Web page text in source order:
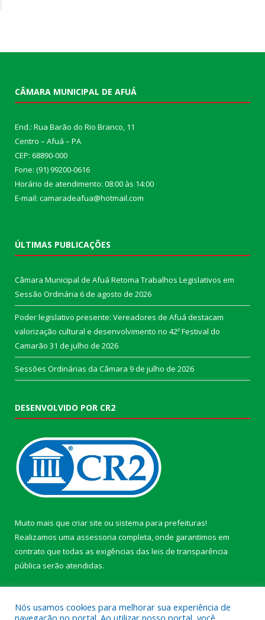
CÂMARA MUNICIPAL DE AFUÁ
End.: Rua Barão do Rio Branco, 11
Centro – Afuá – PA
CEP: 68890-000
Fone: (91) 99200-0616
Horário de atendimento: 08:00 às 14:00
E-mail: camaradeafua@hotmail.com
ÚLTIMAS PUBLICAÇÕES
Câmara Municipal de Afuá Retoma Trabalhos Legislativos em
Sessão Ordinária 6 de agosto de 2026
Poder legislativo presente: Vereadores de Afuá destacam
valorização cultural e desenvolvimento no 42º Festival do
Camarão 31 de julho de 2026
Sessões Ordinárias da Câmara 9 de julho de 2026
DESENVOLVIDO POR CR2
Muito mais que criar site ou sistema para prefeituras!
Realizamos uma assessoria completa, onde garantimos em
contrato que todas as exigências das leis de transparência
pública serão atendidas.
Nós usamos cookies para melhorar sua experiência de
navegação no portal. Ao utilizar nosso portal, você